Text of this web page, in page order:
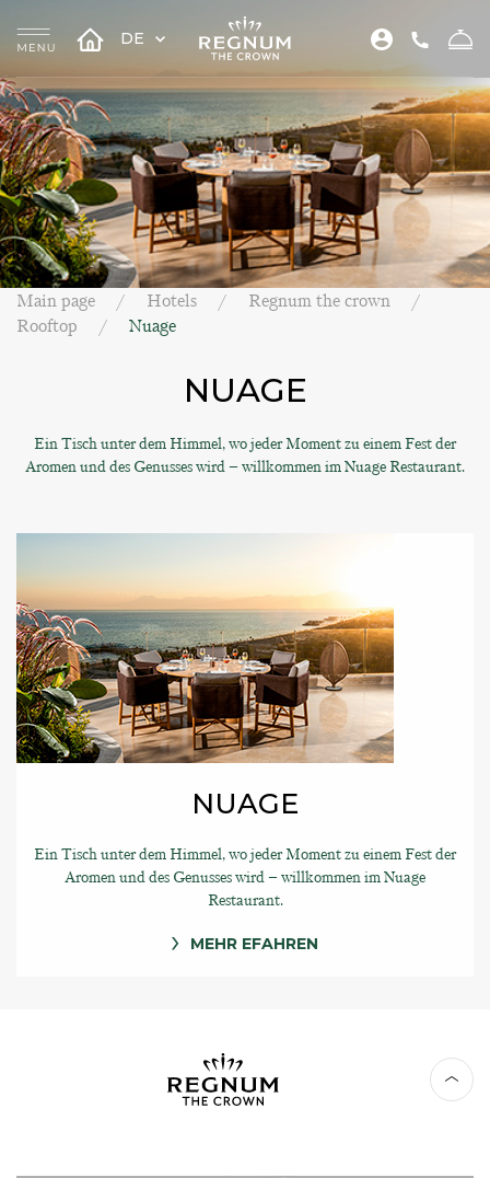
DE
Main page Hotels
Regnum the crown
Rooftop
Nuage
NUAGE
Ein Tisch unter dem Himmel, wo jeder Moment zu einem Fest der
Aromen und des Genusses wird – willkommen im Nuage Restaurant.
NUAGE
Ein Tisch unter dem Himmel, wo jeder Moment zu einem Fest der
Aromen und des Genusses wird – willkommen im Nuage
Restaurant.
MEHR EFAHREN